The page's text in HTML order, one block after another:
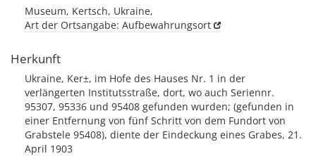
Museum, Kertsch, Ukraine,
Art der Ortsangabe: Aufbewahrungsort
Herkunft
Ukraine, Ker±, im Hofe des Hauses Nr. 1 in der
verlängerten Institutsstraße, dort, wo auch Seriennr.
95307, 95336 und 95408 gefunden wurden; (gefunden in
einer Entfernung von fünf Schritt von dem Fundort von
Grabstele 95408), diente der Eindeckung eines Grabes, 21.
April 1903